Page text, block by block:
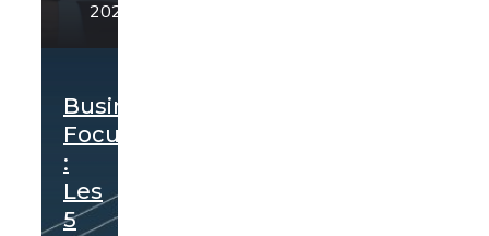
2026
Business-
Focus.fr
:
Les
5